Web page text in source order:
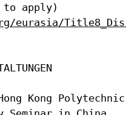
apply)
eurasia/
Kong